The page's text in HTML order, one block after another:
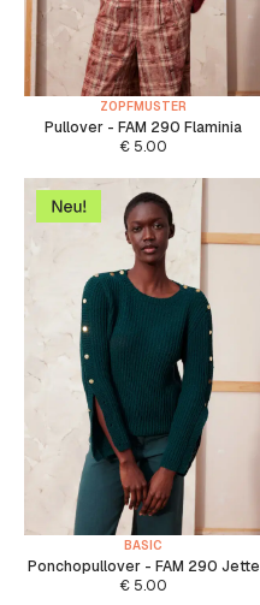
ZOPFMUSTER
Pullover - FAM 290 Flaminia
€ 5.00
BASIC
Ponchopullover - FAM 290 Jette
€ 5.00